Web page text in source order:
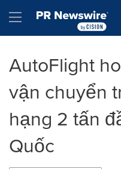
Hamburger menu
AutoFlight
vận chuyển
hạng 2 tấn
Quốc